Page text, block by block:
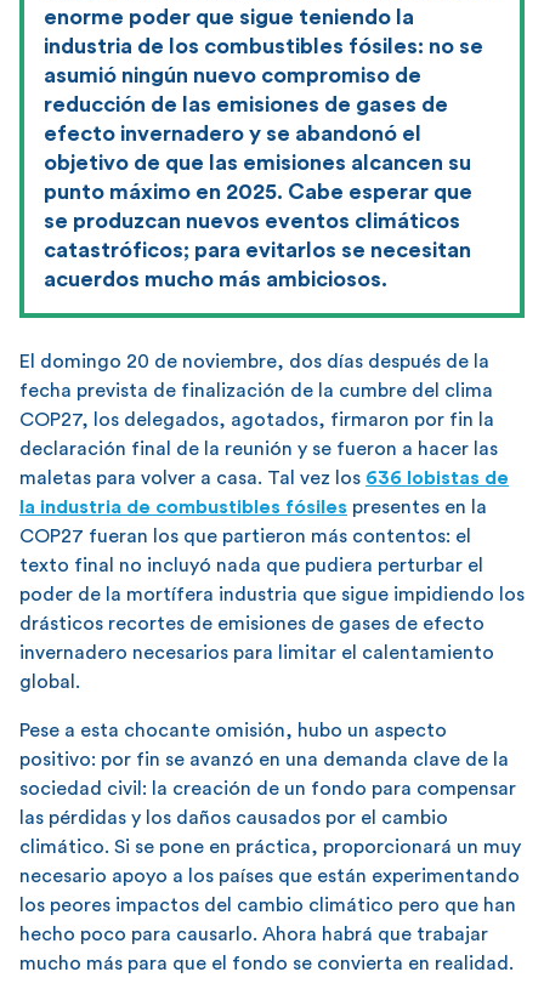
enorme poder que sigue teniendo la
industria de los combustibles fósiles: no se
asumió ningún nuevo compromiso de
reducción de las emisiones de gases de
efecto invernadero y se abandonó el
objetivo de que las emisiones alcancen su
punto máximo en 2025. Cabe esperar que
se produzcan nuevos eventos climáticos
catastróficos; para evitarlos se necesitan
acuerdos mucho más ambiciosos.
El domingo 20 de noviembre, dos días después de la
fecha prevista de finalización de la cumbre del clima
COP27, los delegados, agotados, firmaron por fin la
declaración final de la reunión y se fueron a hacer las
maletas para volver a casa. Tal vez los 636 lobistas de
la industria de combustibles fósiles presentes en la
COP27 fueran los que partieron más contentos: el
texto final no incluyó nada que pudiera perturbar el
poder de la mortífera industria que sigue impidiendo los
drásticos recortes de emisiones de gases de efecto
invernadero necesarios para limitar el calentamiento
global.
Pese a esta chocante omisión, hubo un aspecto
positivo: por fin se avanzó en una demanda clave de la
sociedad civil: la creación de un fondo para compensar
las pérdidas y los daños causados por el cambio
climático. Si se pone en práctica, proporcionará un muy
necesario apoyo a los países que están experimentando
los peores impactos del cambio climático pero que han
hecho poco para causarlo. Ahora habrá que trabajar
mucho más para que el fondo se convierta en realidad.